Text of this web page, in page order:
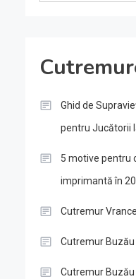
Ghid de
pentru Jucătorii
5 motive pentru
imprimantă în
Cutremur
Cutremur Buzău
Cutremur Buzău